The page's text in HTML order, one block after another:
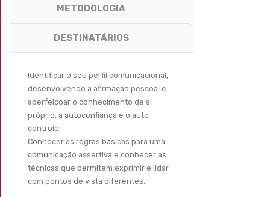
METODOLOGIA
DESTINATÁRIOS
Identificar o seu perfil comunicacional,
desenvolvendo a afirmação pessoal e
aperfeiçoar o conhecimento de si
próprio, a autoconfiança e o auto
controlo.
Conhecer as regras básicas para uma
comunicação assertiva e conhecer as
técnicas que permitem exprimir e lidar
com pontos de vista diferentes.